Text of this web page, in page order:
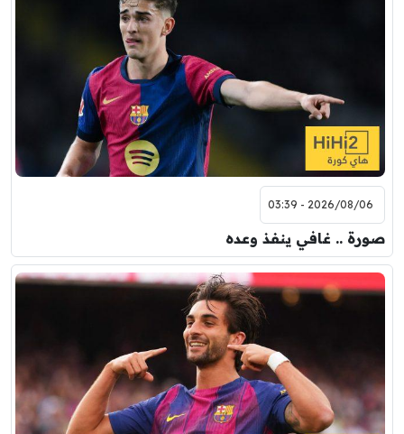
2026/08/06 - 03:39
صورة .. غافي ينفذ وعده